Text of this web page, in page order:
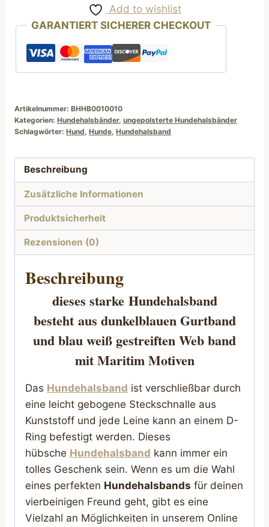
45
cm
Dunkelblau
Motiv
Menge
Add to wishlist
GARANTIERT SICHERER CHECKOUT
Artikelnummer: BHHB0010010
Kategorien: Hundehalsbänder, ungepolsterte Hundehalsbänder
Schlagwörter: Hund, Hunde, Hundehalsband
Beschreibung
Zusätzliche Informationen
Produktsicherheit
Rezensionen (0)
Beschreibung
dieses starke Hundehalsband
besteht aus dunkelblauen Gurtband
und blau weiß gestreiften Web band
mit Maritim Motiven
Das Hundehalsband ist verschließbar durch
eine leicht gebogene Steckschnalle aus
Kunststoff und jede Leine kann an einem D-
Ring befestigt werden. Dieses
hübsche Hundehalsband kann immer ein
tolles Geschenk sein. Wenn es um die Wahl
eines perfekten Hundehalsbands für deinen
vierbeinigen Freund geht, gibt es eine
Vielzahl an Möglichkeiten in unserem Online